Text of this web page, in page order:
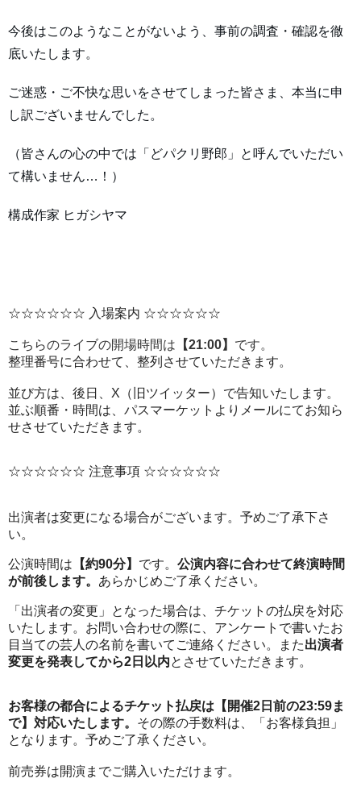
今後はこのようなことがないよう、事前の調査・確認を徹
底いたします。
ご迷惑・ご不快な思いをさせてしまった皆さま、本当に申
し訳ございませんでした。
（皆さんの心の中では「どパクリ野郎」と呼んでいただい
て構いません…！）
構成作家 ヒガシヤマ
☆☆☆☆☆☆ 入場案内 ☆☆☆☆☆☆
こちらのライブの開場時間は 【21:00】 です。
整理番号に合わせて、整列させていただきます。
並び方は、後日、X（旧ツイッター）で告知いたします。
並ぶ順番・時間は、パスマーケットよりメールにてお知ら
せさせていただきます。
☆☆☆☆☆☆ 注意事項 ☆☆☆☆☆☆
出演者は変更になる場合がございます。予めご了承下さ
い。
公演時間は 【約90分】 です。 公演内容に合わせて終演時間
が前後します。 あらかじめご了承ください。
「出演者の変更」となった場合は、チケットの払戻を対応
いたします。お問い合わせの際に、アンケートで書いたお
目当ての芸人の名前を書いてご連絡ください。また出演者
変更を発表してから2日以内とさせていただきます。
お客様の都合によるチケット払戻は【開催2日前の23:59ま
で】対応いたします。 その際の手数料は、「お客様負担」
となります。予めご了承ください。
前売券は開演までご購入いただけます。